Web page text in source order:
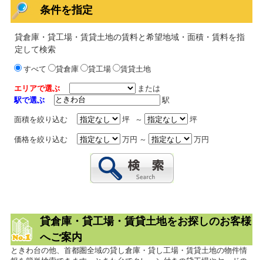
条件を指定
貸倉庫・貸工場・賃貸土地の賃料と希望地域・面積・賃料を指
定して検索
すべて 貸倉庫 貸工場 賃貸土地
エリアで選ぶ
または
駅で選ぶ
駅
面積を絞り込む 坪 ～ 坪
価格を絞り込む 万円 ～ 万円
貸倉庫・貸工場・賃貸土地をお探しのお客様
へご案内
ときわ台の他、首都圏全域の貸し倉庫・貸し工場・賃貸土地の物件情